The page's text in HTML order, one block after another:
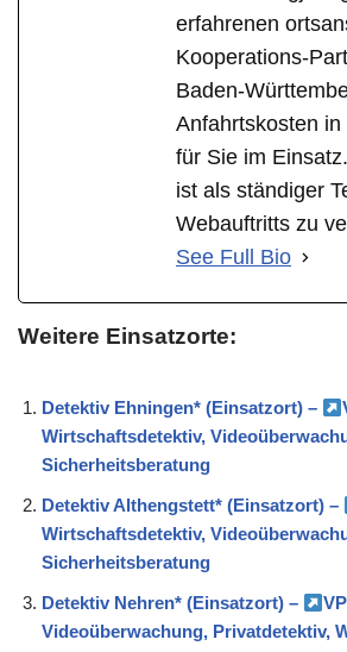
erfahrenen
Kooperations-
Baden-
Anfahrtskosten
für Sie im
ist als ständiger
Webauftritts zu
See Full Bio
Weitere Einsatzorte:
Detektiv Ehningen* (Einsatzort) –
Wirtschaftsdetektiv,
Sicherheitsberatung
Detektiv Althengstett* (Einsatzort) –
Wirtschaftsdetektiv,
Sicherheitsberatung
Detektiv Nehren* (Einsatzort) –
Videoüberwachung, Privatdetektiv,